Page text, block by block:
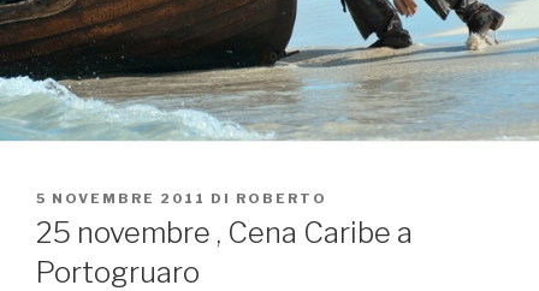
PUBBLICATO
IL
5 NOVEMBRE 2011 DI ROBERTO
25 novembre , Cena Caribe a
Portogruaro